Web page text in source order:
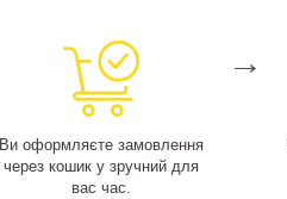
Ви оформляєте замовлення
через кошик у зручний для
вас час.
→